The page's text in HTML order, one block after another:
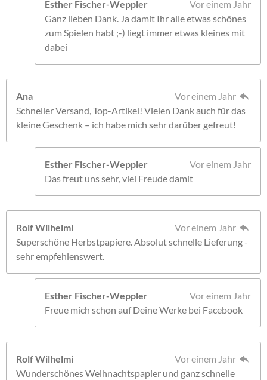
Esther Fischer-Weppler
Vor einem Jahr
Ganz lieben Dank. Ja damit Ihr alle etwas schönes
zum Spielen habt ;-) liegt immer etwas kleines mit
dabei
Ana
Vor einem Jahr
Schneller Versand, Top-Artikel! Vielen Dank auch für das
kleine Geschenk – ich habe mich sehr darüber gefreut!
Esther Fischer-Weppler
Vor einem Jahr
Das freut uns sehr, viel Freude damit
Rolf Wilhelmi
Vor einem Jahr
Superschöne Herbstpapiere. Absolut schnelle Lieferung -
sehr empfehlenswert.
Esther Fischer-Weppler
Vor einem Jahr
Freue mich schon auf Deine Werke bei Facebook
Rolf Wilhelmi
Vor einem Jahr
Wunderschönes Weihnachtspapier und ganz schnelle